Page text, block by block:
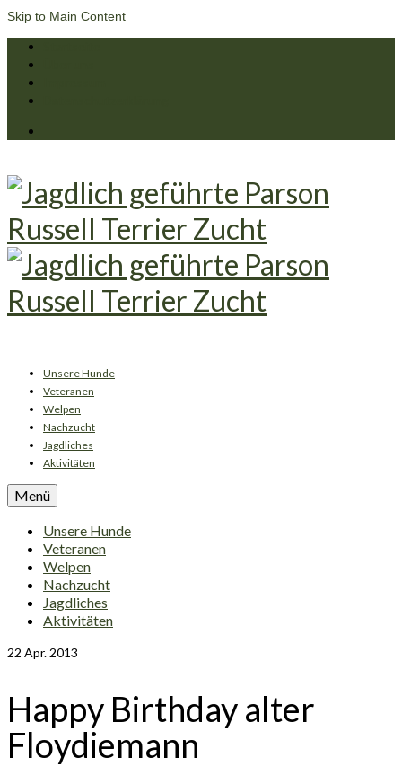
Skip to Main Content
Unsere Hunde
Veteranen
Welpen
Nachzucht
Jagdliches
Aktivitäten
Menü
Unsere Hunde
Veteranen
Welpen
Nachzucht
Jagdliches
Aktivitäten
22 Apr. 2013
Happy Birthday alter
Floydiemann